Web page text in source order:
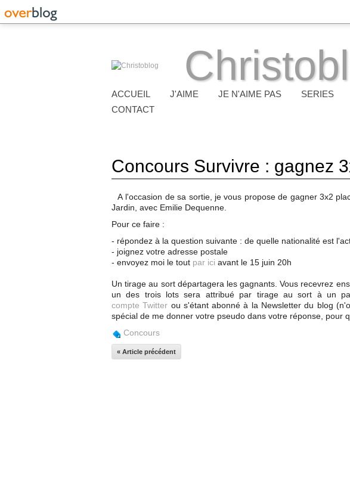
ACCUEIL J'AIME JE N'AIME PAS SERIES
CONTACT
Concours Survivre : gagnez
A l'occasion de sa sortie, je vous propose de gagner 3x2
Jardin, avec Emilie Dequenne.
Pour ce faire :
- répondez à la question suivante : de quelle nationalité est
- joignez votre adresse postale
- envoyez moi le tout par ici avant le 15 juin 20h
Un tirage au sort départagera les gagnants. Vous recevrez
un des trois lots sera attribué par tirage au sort à un
compte Twitter ou s'étant abonné à la Newsletter du blog
spécial de me donner votre pseudo dans votre réponse, pour
Concours
« Article précédent